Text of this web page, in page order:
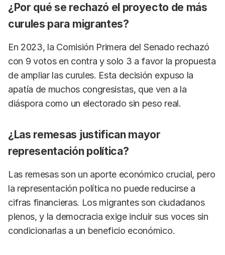
¿Por qué se rechazó el proyecto de más
curules para migrantes?
En 2023, la Comisión Primera del Senado rechazó
con 9 votos en contra y solo 3 a favor la propuesta
de ampliar las curules. Esta decisión expuso la
apatía de muchos congresistas, que ven a la
diáspora como un electorado sin peso real.
¿Las remesas justifican mayor
representación política?
Las remesas son un aporte económico crucial, pero
la representación política no puede reducirse a
cifras financieras. Los migrantes son ciudadanos
plenos, y la democracia exige incluir sus voces sin
condicionarlas a un beneficio económico.